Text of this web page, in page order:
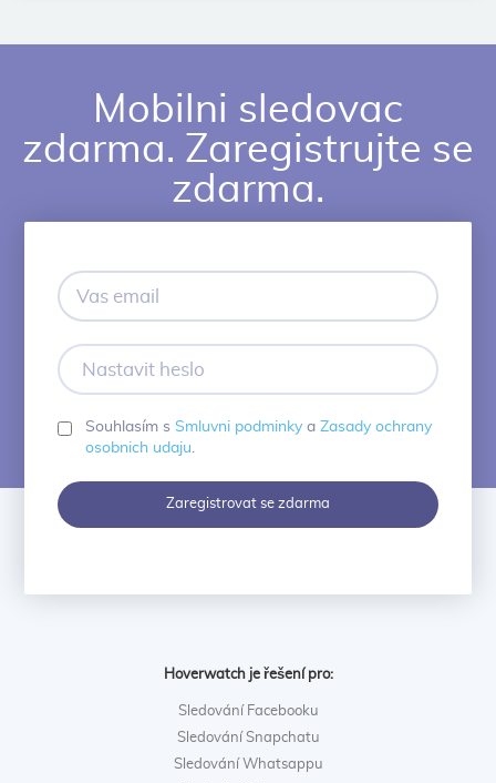
Mobilni sledovac
zdarma. Zaregistrujte se
zdarma.
Souhlasím s Smluvni podminkya Zasady ochrany
osobnich udaju.
Zaregistrovat se zdarma
Hoverwatch je řešení pro:
Sledování Facebooku
Sledování Snapchatu
Sledování Whatsappu